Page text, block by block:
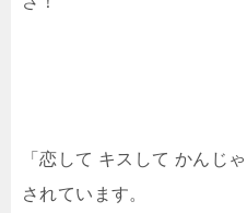
「恋して キスして かんじ
されています。